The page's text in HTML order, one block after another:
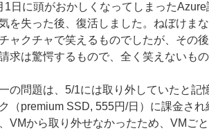
1日に頭がおかしくなってしまった
を失った後、復活しました。ねぼけま
ャクチャで笑えるものでしたが、その
求は驚愕するもので、全く笑えないもの
の問題は、5/1には取り外していたと記
（premium SSD, 555円/日）に課金さ
VMから取り外せなかったため、VMご